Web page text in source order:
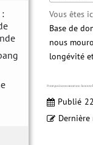
Vous êtes
Base de
nous
longévité
Pourquoi nous mourons : la
Publié